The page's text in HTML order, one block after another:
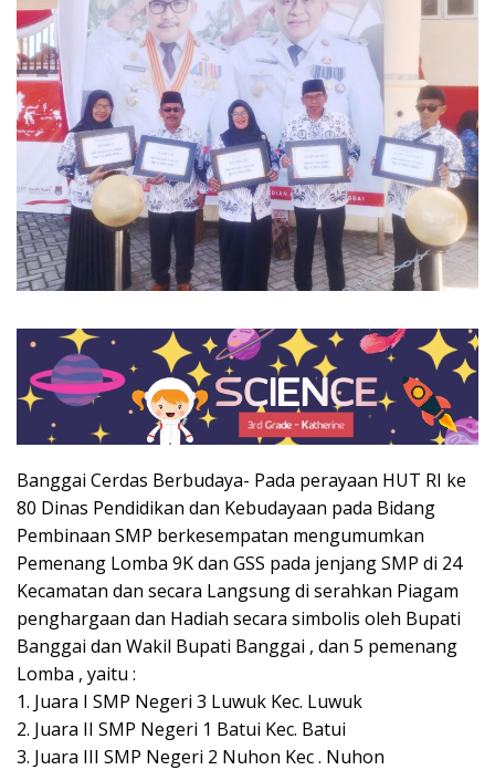
Banggai Cerdas Berbudaya- Pada perayaan HUT RI ke
80 Dinas Pendidikan dan Kebudayaan pada Bidang
Pembinaan SMP berkesempatan mengumumkan
Pemenang Lomba 9K dan GSS pada jenjang SMP di 24
Kecamatan dan secara Langsung di serahkan Piagam
penghargaan dan Hadiah secara simbolis oleh Bupati
Banggai dan Wakil Bupati Banggai , dan 5 pemenang
Lomba , yaitu :
1. Juara I SMP Negeri 3 Luwuk Kec. Luwuk
2. ⁠Juara II SMP Negeri 1 Batui Kec. Batui
3. ⁠Juara III SMP Negeri 2 Nuhon Kec . Nuhon